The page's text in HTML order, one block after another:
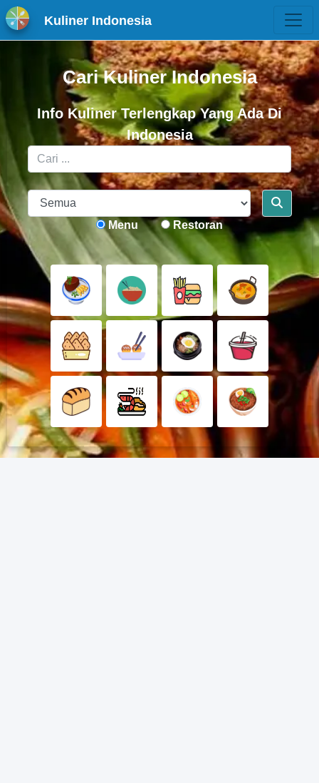
Kuliner Indonesia
Cari Kuliner Indonesia
Info Kuliner Terlengkap Yang Ada Di
Indonesia
Menu Restoran